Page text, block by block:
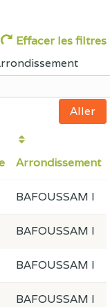
Effacer les filtres
Arrondissement
BAFOUSSAM I
BAFOUSSAM I
BAFOUSSAM I
BAFOUSSAM I